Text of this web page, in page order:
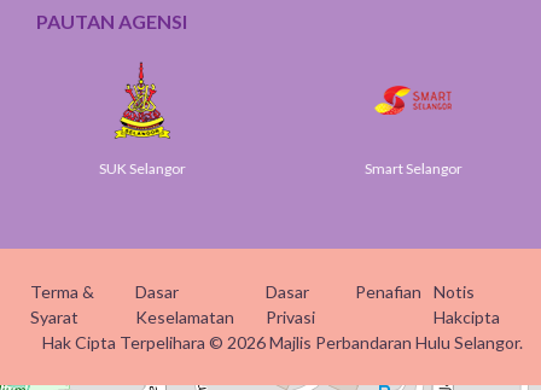
PAUTAN AGENSI
SUK Selangor Smart Selangor
Terma &
Syarat
Dasar
Keselamatan
Dasar
Privasi
Penafian
Notis
Hakcipta
Hak Cipta Terpelihara © 2026 Majlis Perbandaran Hulu Selangor.